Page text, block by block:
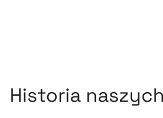
Historia